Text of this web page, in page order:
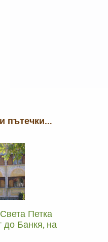
пътечки…
Петка
до Банкя, на